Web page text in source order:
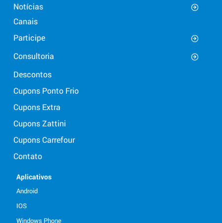
Notícias
Canais
Participe
Consultoria
Descontos
Cupons Ponto Frio
Cupons Extra
Cupons Zattini
Cupons Carrefour
Contato
Aplicativos
Android
IOS
Windows Phone